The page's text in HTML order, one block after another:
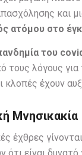
και
ατόμου στο
του
τους λόγους για
κλοπές έχουν
Μνησικακία
έχθρες